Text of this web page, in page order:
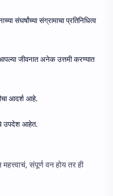
संघर्षांच्या संग्रामाचा प्रतिनिधित्व
जीवनात अनेक उत्तमी करण्यात
आदर्श आहे.
उपदेश आहेत.
महत्त्वाचं, संपूर्ण वन होय तर ही